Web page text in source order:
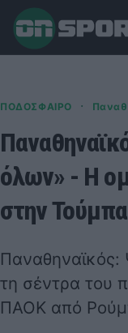
ΠΟΔΟΣΦΑΙΡΟ ·
όλων» - Η
στην
Παναθηναϊκός:
τη σέντρα του
ΠΑΟΚ από